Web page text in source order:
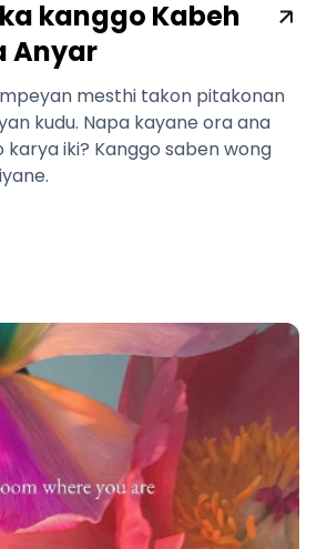
kanggo Kabeh
Anyar
mesthi takon pitakonan
kudu. Napa kayane ora ana
iki? Kanggo saben wong